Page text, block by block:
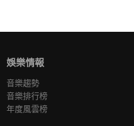
娛樂情報
音樂趨勢
音樂排行榜
年度風雲榜